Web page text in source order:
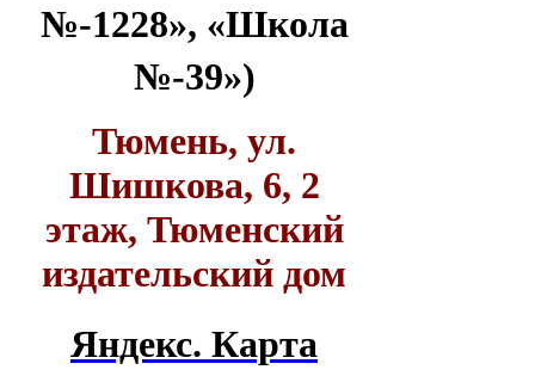
№-1228», «Школа
№-39»)
Тюмень, ул.
Шишкова, 6, 2
этаж, Тюменский
издательский дом
Яндекс. Карта